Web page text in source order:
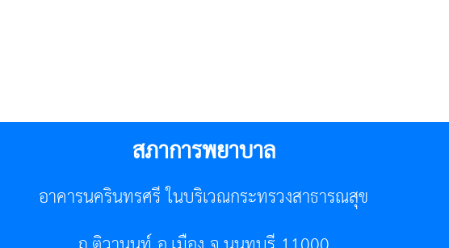
สภาการพยาบาล
อาคารนครินทรศรี ในบริเวณกระทรวงสาธารณสุข